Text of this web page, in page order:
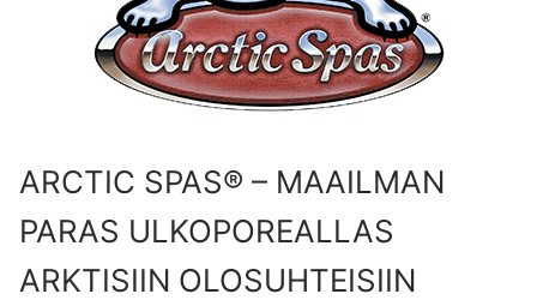
ARCTIC SPAS® – MAAILMAN
PARAS ULKOPOREALLAS
ARKTISIIN OLOSUHTEISIIN